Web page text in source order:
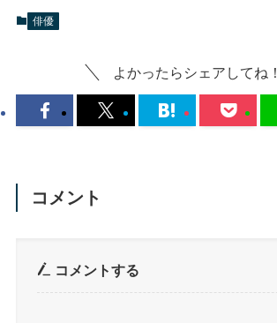
俳優
よかったらシェアしてね！
コメント
コメントする